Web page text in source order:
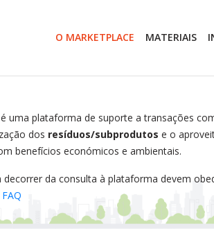
O MARKETPLACE MATERIAIS
uma plataforma de suporte a transações
dos resíduos/subprodutos e o
benefícios económicos e ambientais.
decorrer da consulta à plataforma devem
FAQ